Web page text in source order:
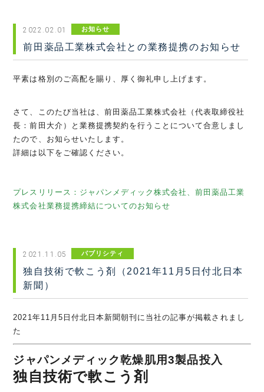
2022.02.01 お知らせ
前田薬品工業株式会社との業務提携のお知らせ
平素は格別のご高配を賜り、厚く御礼申し上げます。
さて、このたび当社は、前田薬品工業株式会社（代表取締役社
長：前田大介）と業務提携契約を行うことについて合意しまし
たので、お知らせいたします。
詳細は以下をご確認ください。
プレスリリース：ジャパンメディック株式会社、前田薬品工業
株式会社業務提携締結についてのお知らせ
2021.11.05 パブリシティ
独自技術で軟こう剤（2021年11月5日付北日本
新聞）
2021年11月5日付北日本新聞朝刊に当社の記事が掲載されまし
た
ジャパンメディック乾燥肌用3製品投入
独自技術で軟こう剤